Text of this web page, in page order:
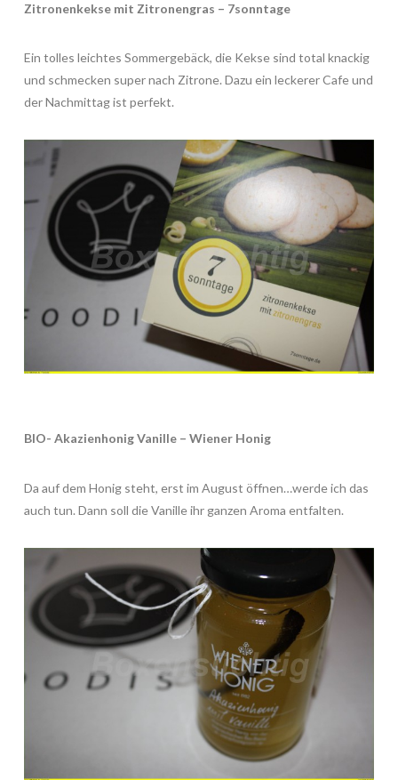
Zitronenkekse mit Zitronengras – 7sonntage
Ein tolles leichtes Sommergebäck, die Kekse sind total knackig
und schmecken super nach Zitrone. Dazu ein leckerer Cafe und
der Nachmittag ist perfekt.
BIO- Akazienhonig Vanille – Wiener Honig
Da auf dem Honig steht, erst im August öffnen…werde ich das
auch tun. Dann soll die Vanille ihr ganzen Aroma entfalten.